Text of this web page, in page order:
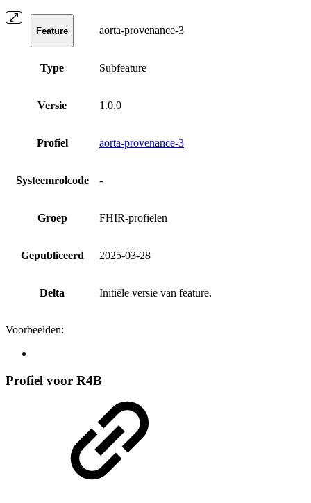
Feature aorta-provenance-3
Type Subfeature
Versie 1.0.0
Profiel aorta-provenance-3
Systeemrolcode -
Groep FHIR-profielen
Gepubliceerd 2025-03-28
Delta Initiële versie van feature.
Voorbeelden:
Profiel voor R4B